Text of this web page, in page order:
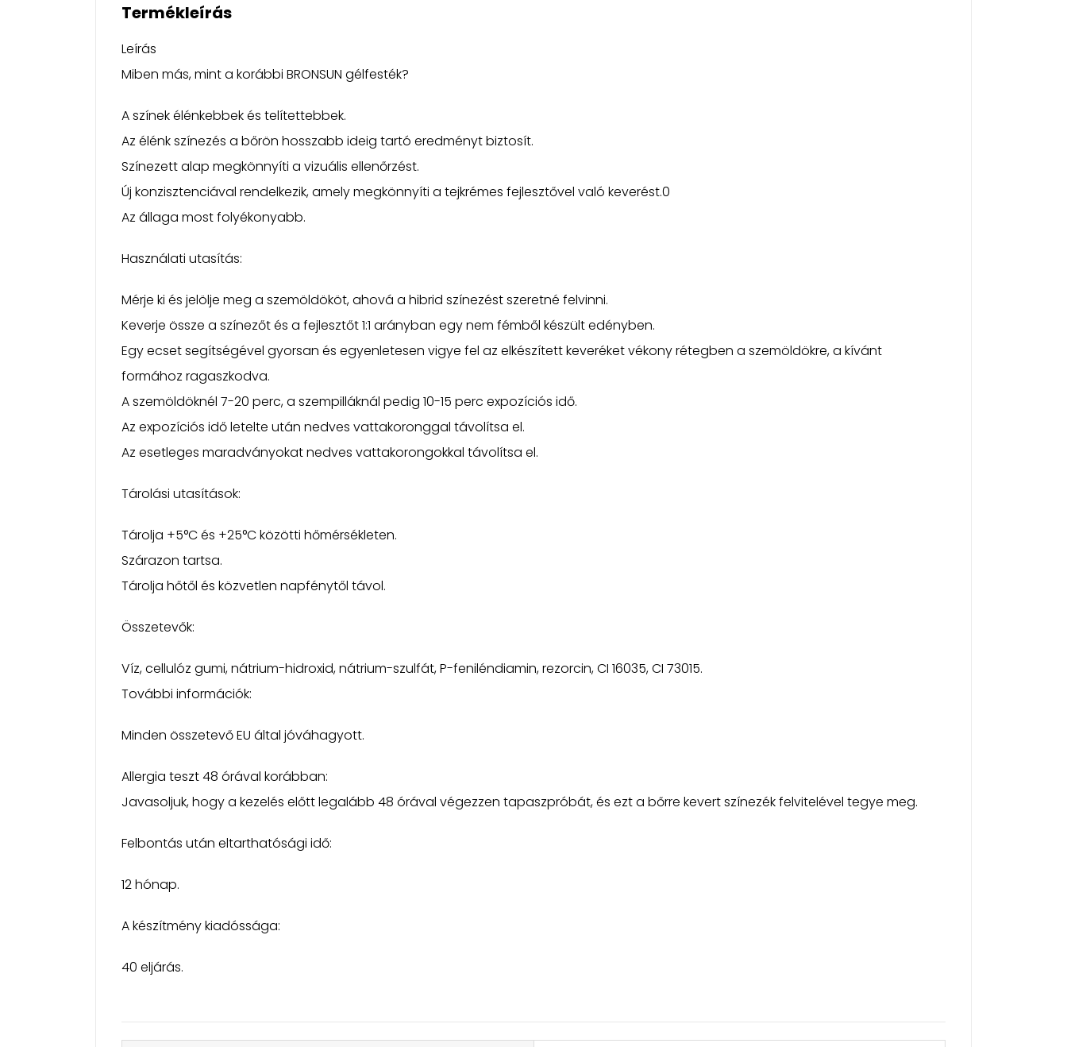
Termékleírás
Leírás
Miben más, mint a korábbi BRONSUN gélfesték?
A színek élénkebbek és telítettebbek.
Az élénk színezés a bőrön hosszabb ideig tartó eredményt biztosít.
Színezett alap megkönnyíti a vizuális ellenőrzést.
Új konzisztenciával rendelkezik, amely megkönnyíti a tejkrémes fejlesztővel való keverést.0
Az állaga most folyékonyabb.
Használati utasítás:
Mérje ki és jelölje meg a szemöldököt, ahová a hibrid színezést szeretné felvinni.
Keverje össze a színezőt és a fejlesztőt 1:1 arányban egy nem fémből készült edényben.
Egy ecset segítségével gyorsan és egyenletesen vigye fel az elkészített keveréket vékony rétegben a szemöldökre, a kívánt
formához ragaszkodva.
A szemöldöknél 7-20 perc, a szempilláknál pedig 10-15 perc expozíciós idő.
Az expozíciós idő letelte után nedves vattakoronggal távolítsa el.
Az esetleges maradványokat nedves vattakorongokkal távolítsa el.
Tárolási utasítások:
Tárolja +5°C és +25°C közötti hőmérsékleten.
Szárazon tartsa.
Tárolja hőtől és közvetlen napfénytől távol.
Összetevők:
Víz, cellulóz gumi, nátrium-hidroxid, nátrium-szulfát, P-feniléndiamin, rezorcin, CI 16035, CI 73015.
További információk:
Minden összetevő EU által jóváhagyott.
Allergia teszt 48 órával korábban:
Javasoljuk, hogy a kezelés előtt legalább 48 órával végezzen tapaszpróbát, és ezt a bőrre kevert színezék felvitelével tegye meg.
Felbontás után eltarthatósági idő:
12 hónap.
A készítmény kiadóssága:
40 eljárás.